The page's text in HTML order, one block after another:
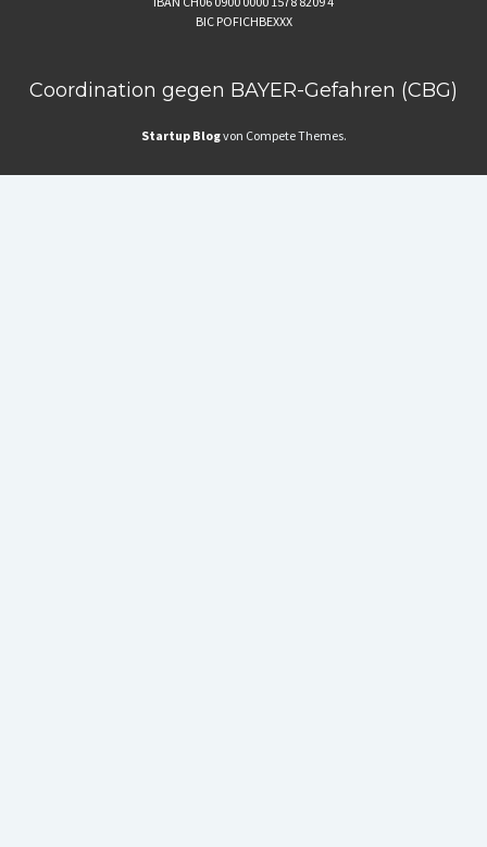
BIC POFICHBEXXX
Coordination gegen BAYER-Gefahren (CBG)
Startup Blogvon Compete Themes.